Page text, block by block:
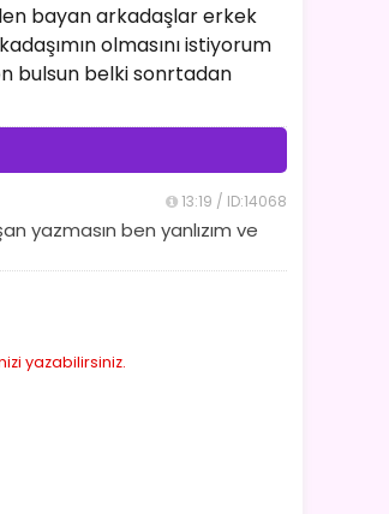
bayan arkadaşlar erkek
olmasını istiyorum
bulsun belki sonrtadan
13:19 / ID:14068
yazmasın ben yanlızım ve
yazabilirsiniz.